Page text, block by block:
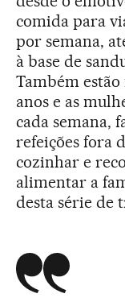
comida para
por semana,
à base de
Também estão
anos e as
cada semana,
refeições fora
cozinhar e
alimentar a
desta série de